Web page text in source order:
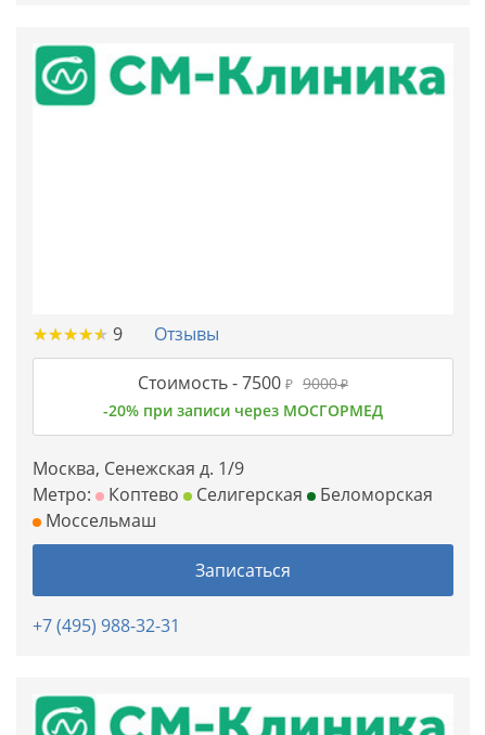
★★★★★
★★★★★ 9 Отзывы
Стоимость -7500 ₽ 9000₽
-20% при записи через МОСГОРМЕД
Москва, Сенежская д. 1/9
Метро:
Коптево Селигерская
Беломорская
Моссельмаш
Записаться
+7 (495) 988-32-31